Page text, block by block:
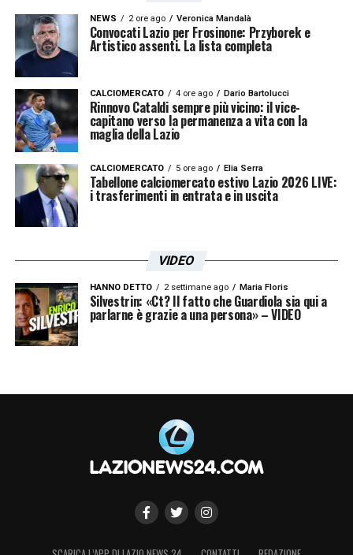
NEWS 2 ore ago Veronica Mandalà
Convocati Lazio per Frosinone: Przyborek e
Artistico assenti. La lista completa
CALCIOMERCATO 4 ore ago Dario Bartolucci
Rinnovo Cataldi sempre più vicino: il vice-
capitano verso la permanenza a vita con la
maglia della Lazio
CALCIOMERCATO 5 ore ago Elia Serra
Tabellone calciomercato estivo Lazio 2026 LIVE:
i trasferimenti in entrata e in uscita
VIDEO
HANNO DETTO 2 settimane ago Maria Floris
Silvestrin: «Ct? Il fatto che Guardiola sia qui a
parlarne è grazie a una persona» – VIDEO